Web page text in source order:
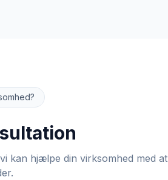
kan hjælpe din virksomhed med at